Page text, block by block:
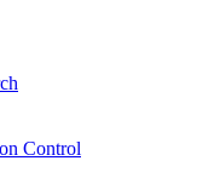
Control